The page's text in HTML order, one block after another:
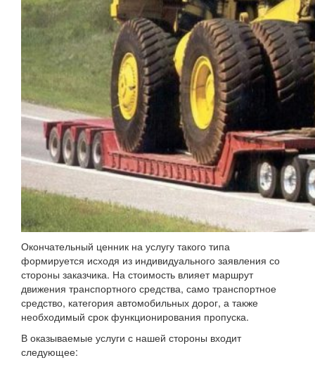
Окончательный ценник на услугу такого типа
формируется исходя из индивидуального заявления со
стороны заказчика. На стоимость влияет маршрут
движения транспортного средства, само транспортное
средство, категория автомобильных дорог, а также
необходимый срок функционирования пропуска.
В оказываемые услуги с нашей стороны входит
следующее: